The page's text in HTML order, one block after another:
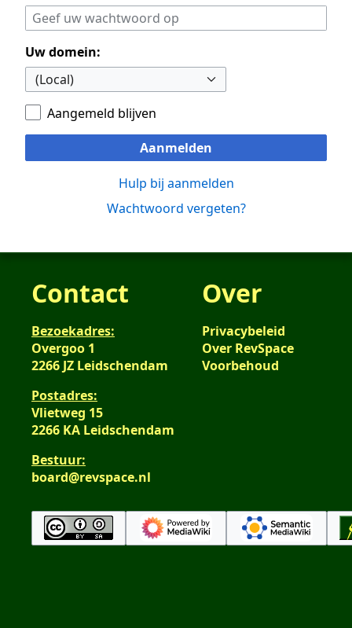
Uw domein:
Aangemeld blijven
Aanmelden
Hulp bij aanmelden
Wachtwoord vergeten?
Contact
Bezoekadres:
Overgoo 1
2266 JZ Leidschendam
Postadres:
Vlietweg 15
2266 KA Leidschendam
Bestuur:
board@revspace.nl
Over
Privacybeleid
Over RevSpace
Voorbehoud